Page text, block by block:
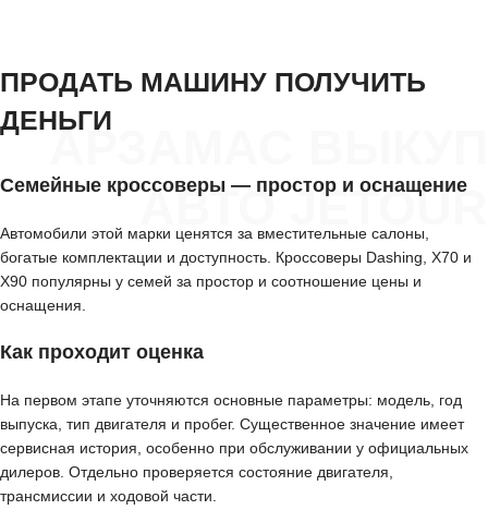
АРЗАМАС ВЫКУП
АВТО JETOUR
ПРОДАТЬ МАШИНУ ПОЛУЧИТЬ
ДЕНЬГИ
Семейные кроссоверы — простор и оснащение
Автомобили этой марки ценятся за вместительные салоны,
богатые комплектации и доступность. Кроссоверы Dashing, X70 и
X90 популярны у семей за простор и соотношение цены и
оснащения.
Как проходит оценка
На первом этапе уточняются основные параметры: модель, год
выпуска, тип двигателя и пробег. Существенное значение имеет
сервисная история, особенно при обслуживании у официальных
дилеров. Отдельно проверяется состояние двигателя,
трансмиссии и ходовой части.